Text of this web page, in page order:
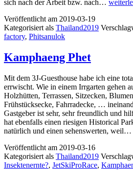
sich nach der Arbeit bzw. nach…
Veröffentlicht am 2019-03-19
Kategorisiert als Thailand2019
factory, Phitsanulok
Kamphaeng Phet
Mit dem 3J-Guesthouse habe ich eine
errwischt. Wie in einem Irrgarten gehen
Holzhütten, Terrassen, Sitzecken,
Frühstücksecke, Fahrradecke, …
Gastgeber ist sehr, sehr freundlich und
hat ebenfalls einen riesigen Historical
natürlich und einen sehenswerten, weil…
Veröffentlicht am 2019-03-16
Kategorisiert als Thailand2019
Insektenernte?, JetSkiProRace,